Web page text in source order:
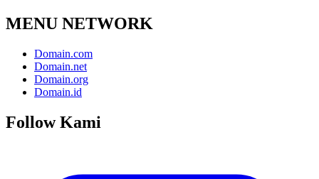
MENU NETWORK
Domain.com
Domain.net
Domain.org
Domain.id
Follow Kami